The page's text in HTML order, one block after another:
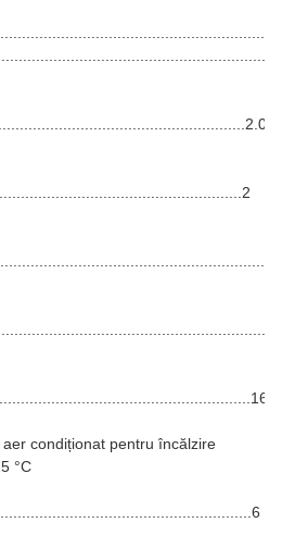
condiționat pentru încălzire
°C